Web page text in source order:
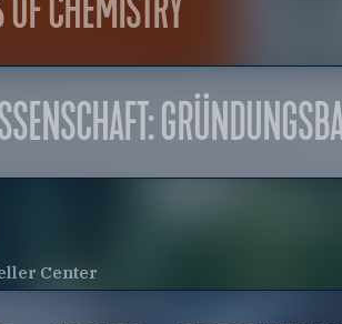
CHEMISTRY
Center